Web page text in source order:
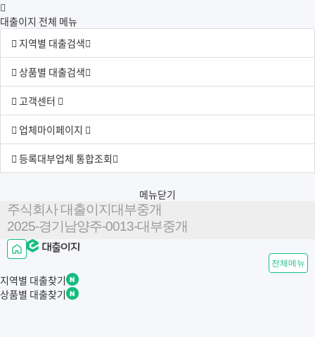
대출이지 전체 메뉴
지역별 대출검색
상품별 대출검색
고객센터
업체마이페이지
등록대부업체 통합조회
메뉴닫기
주식회사 대출이지대부중개
2025-경기남양주-0013-대부중개
전체메뉴
지역별 대출찾기
상품별 대출찾기